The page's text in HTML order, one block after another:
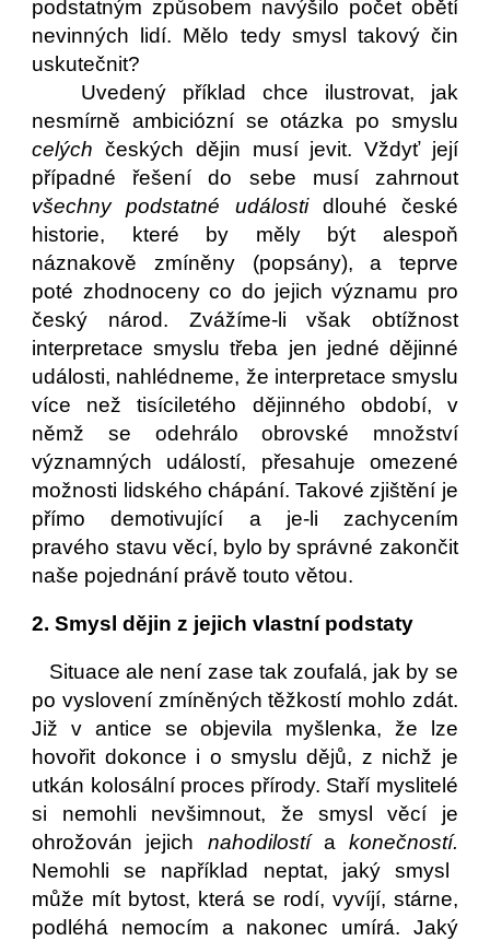
podstatným způsobem navýšilo počet obětí
nevinných lidí. Mělo tedy smysl takový čin
uskutečnit?
Uvedený příklad chce ilustrovat, jak
nesmírně ambiciózní se otázka po smyslu
celých českých dějin musí jevit. Vždyť její
případné řešení do sebe musí zahrnout
všechny podstatné událostidlouhé české
historie, které by měly být alespoň
náznakově zmíněny (popsány), a teprve
poté zhodnoceny co do jejich významu pro
český národ. Zvážíme-li však obtížnost
interpretace smyslu třeba jen jedné dějinné
události, nahlédneme, že interpretace smyslu
více než tisíciletého dějinného období, v
němž se odehrálo obrovské množství
významných událostí, přesahuje omezené
možnosti lidského chápání. Takové zjištění je
přímo demotivující a je-li zachycením
pravého stavu věcí, bylo by správné zakončit
naše pojednání právě touto větou.
2. Smysl dějin z jejich vlastní podstaty
Situace ale není zase tak zoufalá, jak by se
po vyslovení zmíněných těžkostí mohlo zdát.
Již v antice se objevila myšlenka, že lze
hovořit dokonce i o smyslu dějů, z nichž je
utkán kolosální proces přírody. Staří myslitelé
si nemohli nevšimnout, že smysl věcí je
ohrožován jejich nahodilostía konečností.
Nemohli se například neptat, jaký smysl
může mít bytost, která se rodí, vyvíjí, stárne,
podléhá nemocím a nakonec umírá. Jaký